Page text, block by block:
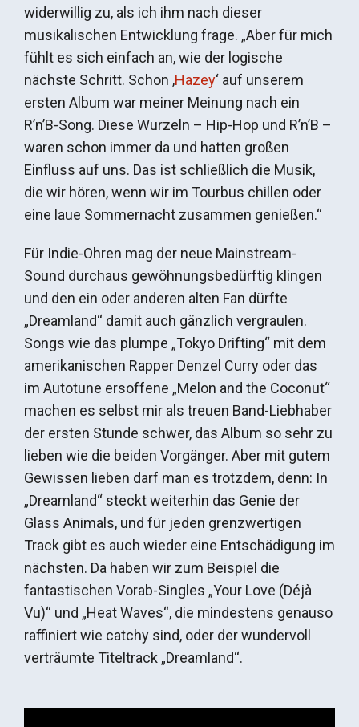
widerwillig zu, als ich ihm nach dieser
musikalischen Entwicklung frage. „Aber für mich
fühlt es sich einfach an, wie der logische
nächste Schritt. Schon ‚Hazey‘ auf unserem
ersten Album war meiner Meinung nach ein
R’n’B-Song. Diese Wurzeln – Hip-Hop und R’n’B –
waren schon immer da und hatten großen
Einfluss auf uns. Das ist schließlich die Musik,
die wir hören, wenn wir im Tourbus chillen oder
eine laue Sommernacht zusammen genießen.“
Für Indie-Ohren mag der neue Mainstream-
Sound durchaus gewöhnungsbedürftig klingen
und den ein oder anderen alten Fan dürfte
„Dreamland“ damit auch gänzlich vergraulen.
Songs wie das plumpe „Tokyo Drifting“ mit dem
amerikanischen Rapper Denzel Curry oder das
im Autotune ersoffene „Melon and the Coconut“
machen es selbst mir als treuen Band-Liebhaber
der ersten Stunde schwer, das Album so sehr zu
lieben wie die beiden Vorgänger. Aber mit gutem
Gewissen lieben darf man es trotzdem, denn: In
„Dreamland“ steckt weiterhin das Genie der
Glass Animals, und für jeden grenzwertigen
Track gibt es auch wieder eine Entschädigung im
nächsten. Da haben wir zum Beispiel die
fantastischen Vorab-Singles „Your Love (Déjà
Vu)“ und „Heat Waves“, die mindestens genauso
raffiniert wie catchy sind, oder der wundervoll
verträumte Titeltrack „Dreamland“.